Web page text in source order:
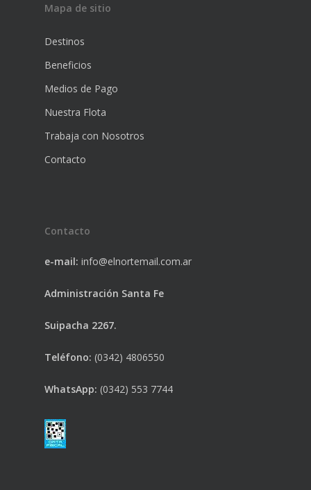
Mapa de sitio
Destinos
Beneficios
Medios de Pago
Nuestra Flota
Trabaja con Nosotros
Contacto
Contacto
e-mail: info@elnortemail.com.ar
Administración Santa Fe
Suipacha 2267.
Teléfono: (0342) 4806550
WhatsApp: (0342) 553 7744